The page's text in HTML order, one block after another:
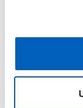
Pubblicazioni
Human Alveolar
Autori: Barilli A.;